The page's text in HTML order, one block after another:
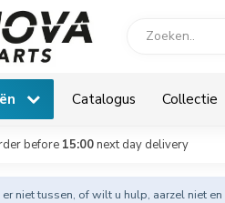
Catalogus Collectie
before 15:00next day delivery
niet tussen, of wilt u hulp, aarzel niet en